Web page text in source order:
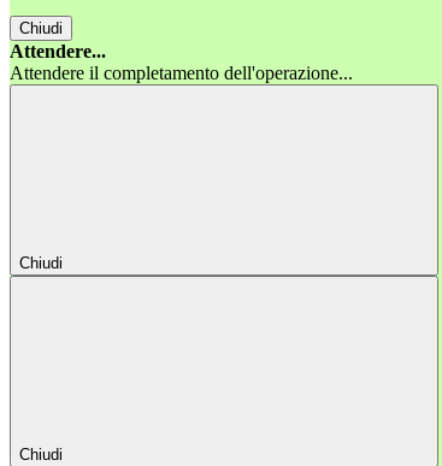
Chiudi
Attendere...
Attendere il completamento dell'operazione...
Chiudi
Chiudi